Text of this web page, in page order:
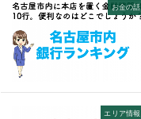
お金の話
エリア情報